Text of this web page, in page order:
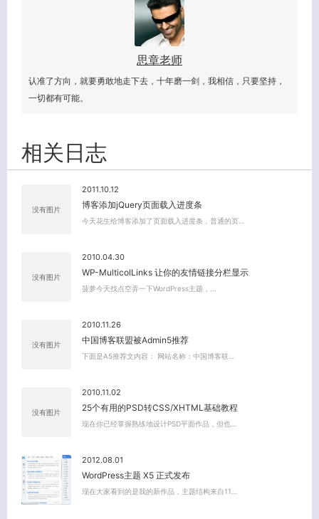
思章老师
认准了方向，就要勇敢地走下去，十年磨一剑，我相信，只要坚持，
一切都有可能。
相关日志
没有图片
2011.10.12
博客添加jQuery页面载入进度条
今天花生给博客添加了页面载入进度条，普通的页…
没有图片
2010.04.30
WP-MulticolLinks 让你的友情链接分栏显示
菠萝今天找点空弄一下WordPress主题，…
没有图片
2010.11.26
中国博客联盟被Admin5推荐
下面是A5推荐文内容： 网站名称：中国博客联…
没有图片
2010.11.02
25个有用的PSD转CSS/XHTML基础教程
现在你已经掌握熟练地设计PSD平面作品，但也…
2012.08.01
WordPress主题 X5 正式发布
现在大家看到的是我的新作品，主题结构来自11…
关闭弹窗